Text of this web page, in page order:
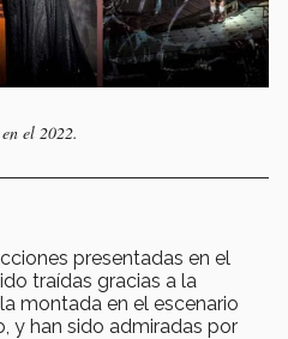
el 2022.
presentadas en el
traídas gracias a la
montada en el escenario
y han sido admiradas por